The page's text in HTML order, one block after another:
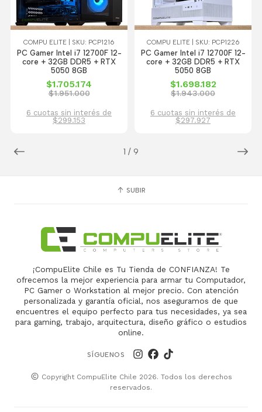
1 / 9
COMPU ELITE | SKU: PCP1216
PC Gamer Intel i7 12700F 12-
core + 32GB DDR5 + RTX
5050 8GB
$1.705.174
$1.951.000
6 cuotas sin interés de
$299.153
COMPU ELITE | SKU: PCP1226
PC Gamer Intel i7 12700F 12-
core + 32GB DDR5 + RTX
5050 8GB
$1.698.182
$1.943.000
6 cuotas sin interés de
$297.927
SUBIR
¡CompuElite Chile es Tu Tienda de CONFIANZA! Te
ofrecemos la mejor experiencia para armar tu Computador,
PC Gamer o Workstation al mejor precio. Con atención
personalizada y garantía oficial, nos aseguramos de que
encuentres el equipo perfecto para tus necesidades, ya sea
para gaming, trabajo, arquitectura, diseño gráfico o estudios
online.
SÍGUENOS
Copyright CompuElite Chile 2026. Todos los derechos
reservados.